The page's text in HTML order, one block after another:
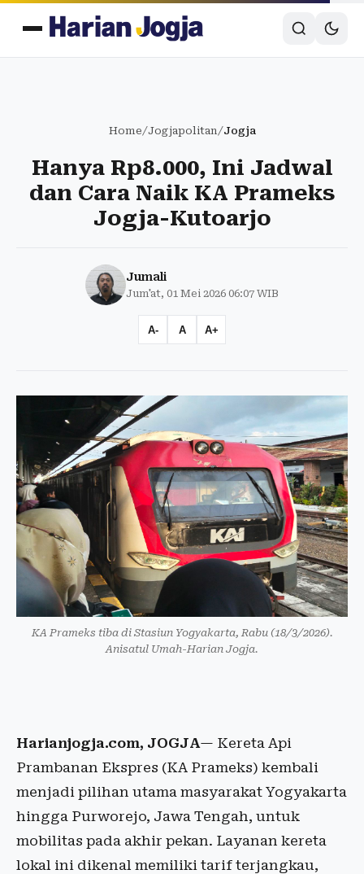
Home/Jogjapolitan/Jogja
Hanya Rp8.000, Ini Jadwal
dan Cara Naik KA Prameks
Jogja-Kutoarjo
Jumali
Jum'at, 01 Mei 2026 06:07 WIB
A- A A+
KA Prameks tiba di Stasiun Yogyakarta, Rabu (18/3/2026).
Anisatul Umah-Harian Jogja.
Harianjogja.com, JOGJA— Kereta Api
Prambanan Ekspres (KA Prameks) kembali
menjadi pilihan utama masyarakat Yogyakarta
hingga Purworejo, Jawa Tengah, untuk
mobilitas pada akhir pekan. Layanan kereta
lokal ini dikenal memiliki tarif terjangkau,